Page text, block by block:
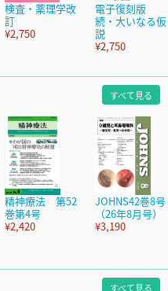
検査・薬理学改
訂
¥2,750
電子復刻版
続・大いなる仮
説
¥2,750
すべて見る
精神療法 第52
巻第4号
¥2,420
JOHNS42巻8号
（26年8月号）
¥3,190
すべて見る